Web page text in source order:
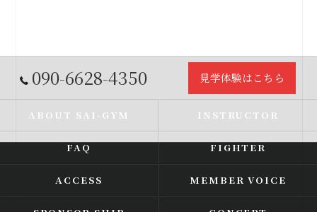
090-6628-4350 見学体験はこちら
ABOUT SAI-GYM INSTRUCTOR
FAQ FIGHTER
ACCESS MEMBER VOICE